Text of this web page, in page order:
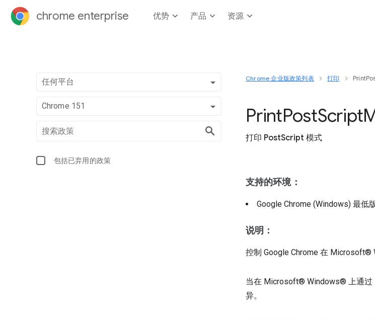
chrome enterprise 优势 产品 资源
任何平台
Chrome 151
包括已弃用的政策
Chrome 企业版政策列表 打印
PrintPostScript
打印 PostScript 模式
支持的环境：
Google Chrome (Windows) 最低
说明：
控制 Google Chrome 在 Microsoft®
当在 Microsoft® Windows® 上通过
异。